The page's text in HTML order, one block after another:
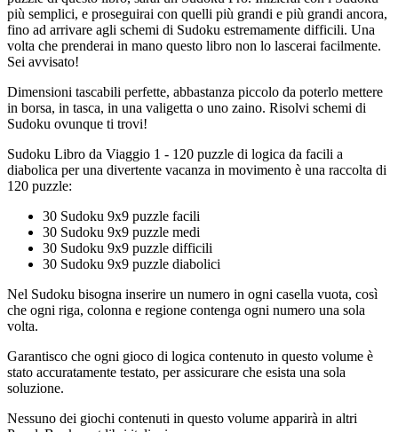
più semplici, e proseguirai con quelli più grandi e più grandi ancora,
fino ad arrivare agli schemi di Sudoku estremamente difficili. Una
volta che prenderai in mano questo libro non lo lascerai facilmente.
Sei avvisato!
Dimensioni tascabili perfette, abbastanza piccolo da poterlo mettere
in borsa, in tasca, in una valigetta o uno zaino. Risolvi schemi di
Sudoku ovunque ti trovi!
Sudoku Libro da Viaggio 1 - 120 puzzle di logica da facili a
diabolica per una divertente vacanza in movimento è una raccolta di
120 puzzle:
30 Sudoku 9x9 puzzle facili
30 Sudoku 9x9 puzzle medi
30 Sudoku 9x9 puzzle difficili
30 Sudoku 9x9 puzzle diabolici
Nel Sudoku bisogna inserire un numero in ogni casella vuota, così
che ogni riga, colonna e regione contenga ogni numero una sola
volta.
Garantisco che ogni gioco di logica contenuto in questo volume è
stato accuratamente testato, per assicurare che esista una sola
soluzione.
Nessuno dei giochi contenuti in questo volume apparirà in altri